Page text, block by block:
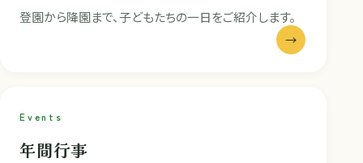
登園から降園まで、子どもたちの一日をご紹介します。
→
Events
年間行事